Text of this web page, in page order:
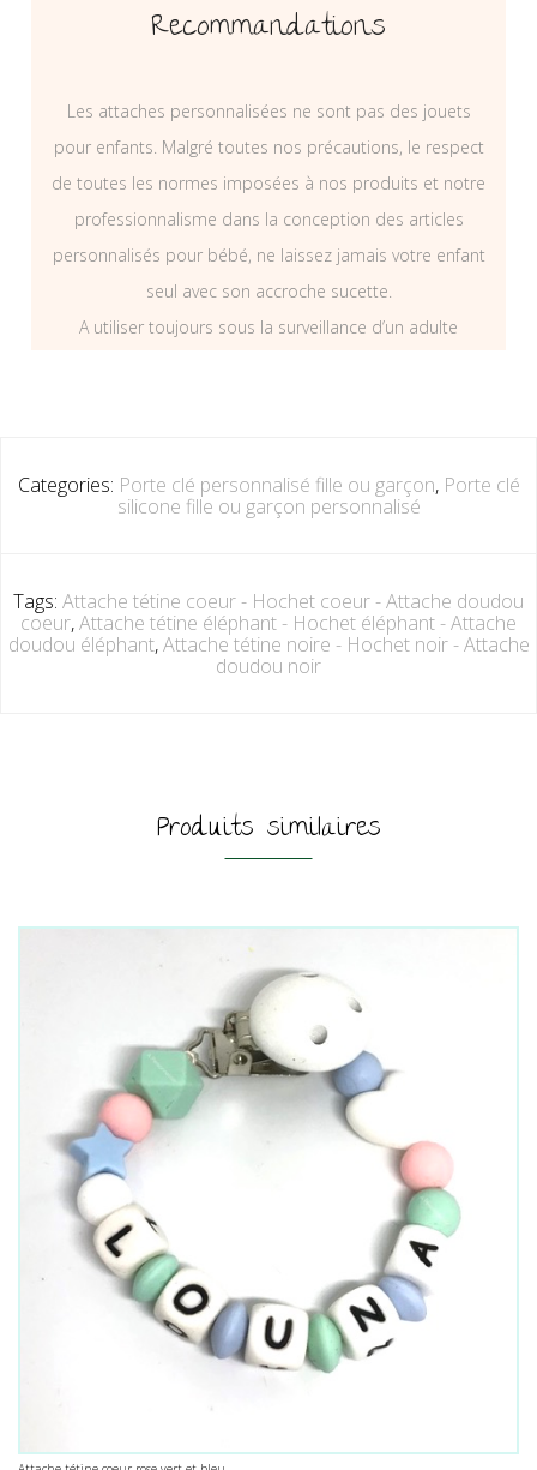
Recommandations
Les attaches personnalisées ne sont pas des jouets
pour enfants. Malgré toutes nos précautions, le respect
de toutes les normes imposées à nos produits et notre
professionnalisme dans la conception des articles
personnalisés pour bébé, ne laissez jamais votre enfant
seul avec son accroche sucette.
A utiliser toujours sous la surveillance d’un adulte
Categories: Porte clé personnalisé fille ou garçon, Porte clé
silicone fille ou garçon personnalisé
Tags: Attache tétine coeur - Hochet coeur - Attache doudou
coeur,Attache tétine éléphant - Hochet éléphant - Attache
doudou éléphant,Attache tétine noire - Hochet noir - Attache
doudou noir
Produits similaires